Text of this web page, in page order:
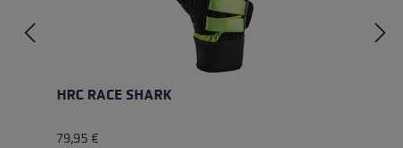
HRC RACE SHARK
79,95 €